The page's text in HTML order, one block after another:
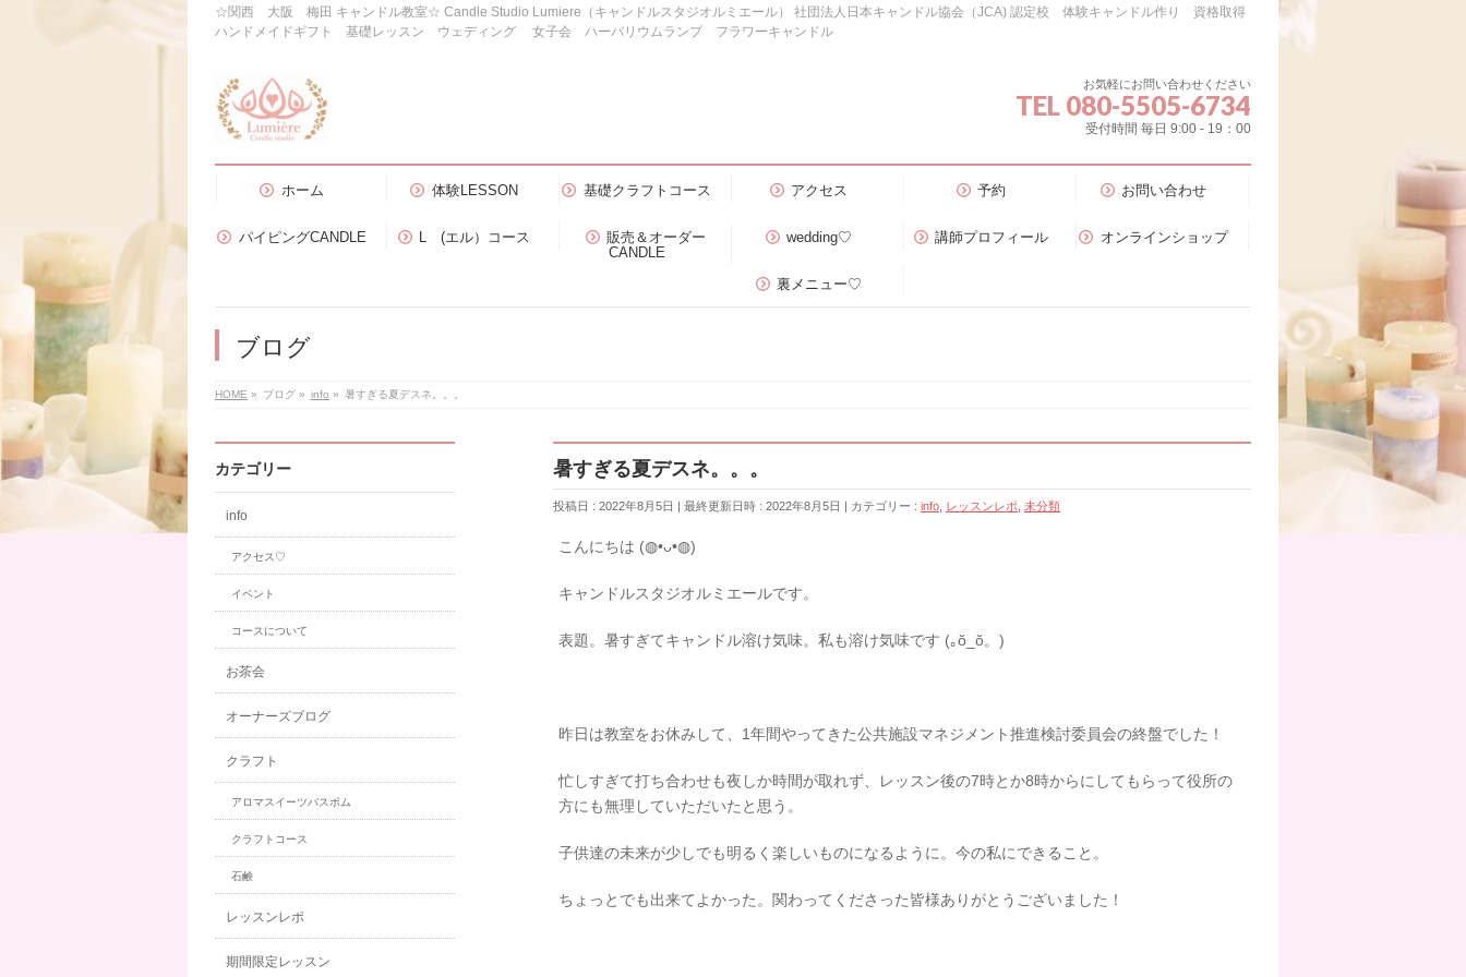
☆関西 大阪 梅田 キャンドル教室☆ Candle Studio Lumiere（キャンドルスタジオルミエール） 社団法人日本キャンドル協会（JCA) 認定校 体験キャンドル作り 資格取得
ハンドメイドギフト 基礎レッスン ウェディング 女子会 ハーバリウムランプ フラワーキャンドル
お気軽にお問い合わせください
TEL 080-5505-6734
受付時間 毎日 9:00 - 19：00
ホーム 体験LESSON 基礎クラフトコース アクセス 予約 お問い合わせ
パイピングCANDLE L (エル）コース
販売＆オーダー
CANDLE
wedding♡ 講師プロフィール オンラインショップ
裏メニュー♡
ブログ
HOME » ブログ » info » 暑すぎる夏デスネ。。。
暑すぎる夏デスネ。。。
投稿日 : 2022年8月5日 最終更新日時 : 2022年8月5日 カテゴリー : info レッスンレポ 未分類
こんにちは (◍•ᴗ•◍)
キャンドルスタジオルミエールです。
表題。暑すぎてキャンドル溶け気味。私も溶け気味です (｡ŏ_ŏ。)
昨日は教室をお休みして、1年間やってきた公共施設マネジメント推進検討委員会の終盤でした！
忙しすぎて打ち合わせも夜しか時間が取れず、レッスン後の7時とか8時からにしてもらって役所の
方にも無理していただいたと思う。
子供達の未来が少しでも明るく楽しいものになるように。今の私にできること。
ちょっとでも出来てよかった。関わってくださった皆様ありがとうございました！
カテゴリー
info
アクセス♡
イベント
コースについて
お茶会
オーナーズブログ
クラフト
アロマスイーツバスボム
クラフトコース
石鹸
レッスンレポ
期間限定レッスン